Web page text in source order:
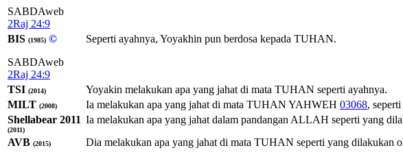
SABDAweb
2Raj 24:9
BIS (1985) ©
SABDAweb
2Raj 24:9
Seperti ayahnya, Yoyakhin pun berdosa kepada TUHAN.
TSI (2014)
Yoyakin melakukan apa yang jahat di mata TUHAN seperti ayahnya.
MILT (2008) Ia melakukan apa yang jahat di mata TUHAN YAHWEH 03068,
Shellabear 2011
(2011)
Ia melakukan apa yang jahat dalam pandangan ALLAH seperti yang
AVB (2015) Dia melakukan apa yang jahat di mata TUHAN seperti yang dilakukan